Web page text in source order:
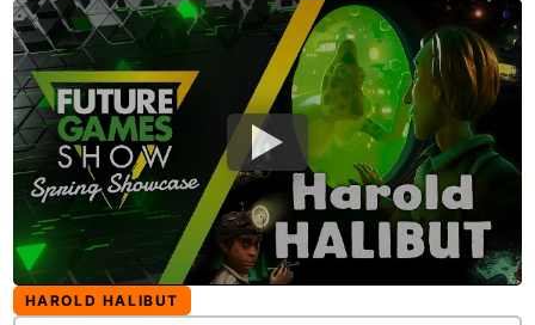
HAROLD HALIBUT